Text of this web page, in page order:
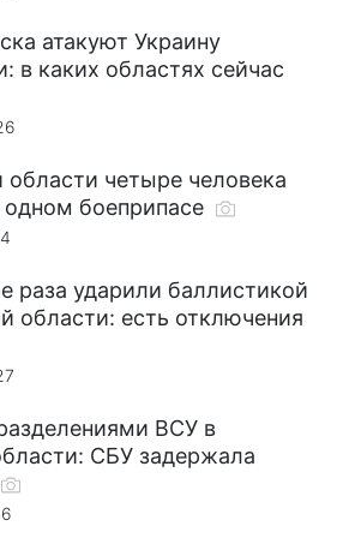
атакуют Украину
в каких областях сейчас
четыре человека
боеприпасе
раза ударили баллистикой
области: есть отключения
ВСУ в
СБУ задержала